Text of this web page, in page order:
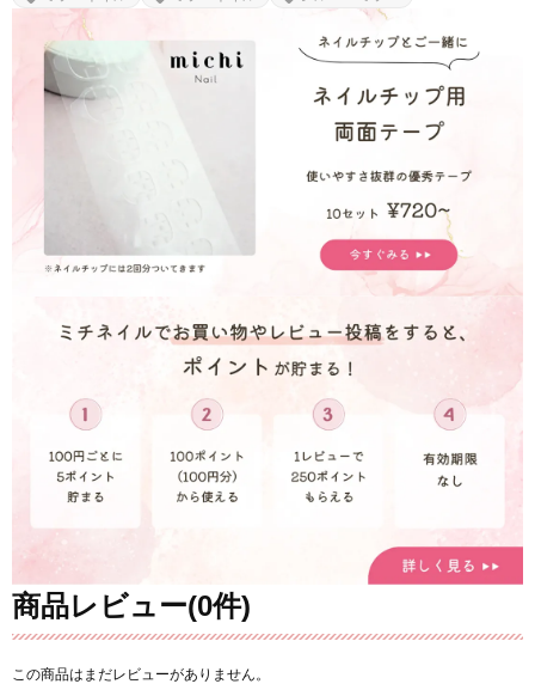
商品レビュー(0件)
この商品はまだレビューがありません。